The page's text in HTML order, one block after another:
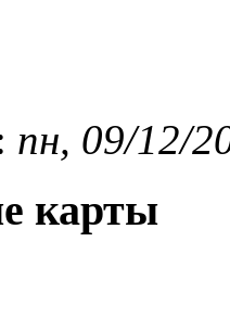
пн, 09/12/
карты